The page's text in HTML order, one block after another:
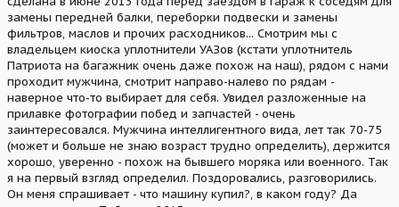
замены передней балки, переборки подвески и замены
фильтров, маслов и прочих расходников... Смотрим мы с
владельцем киоска уплотнители УАЗов (кстати уплотнитель
Патриота на багажник очень даже похож на наш), рядом с нами
проходит мужчина, смотрит направо-налево по рядам -
наверное что-то выбирает для себя. Увидел разложенные на
прилавке фотографии побед и запчастей - очень
заинтересовался. Мужчина интеллигентного вида, лет так 70-75
(может и больше не знаю возраст трудно определить), держится
хорошо, уверенно - похож на бывшего моряка или военного. Так
я на первый взгляд определил. Поздоровались, разговорились.
Он меня спрашивает - что машину купил?, в каком году? Да